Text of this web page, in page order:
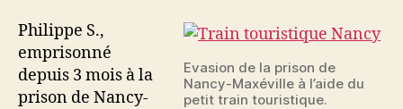
Evasion de la prison de
Nancy-Maxéville à l’aide du
petit train touristique.
Philippe S.,
emprisonné
depuis 3 mois à la
prison de Nancy-